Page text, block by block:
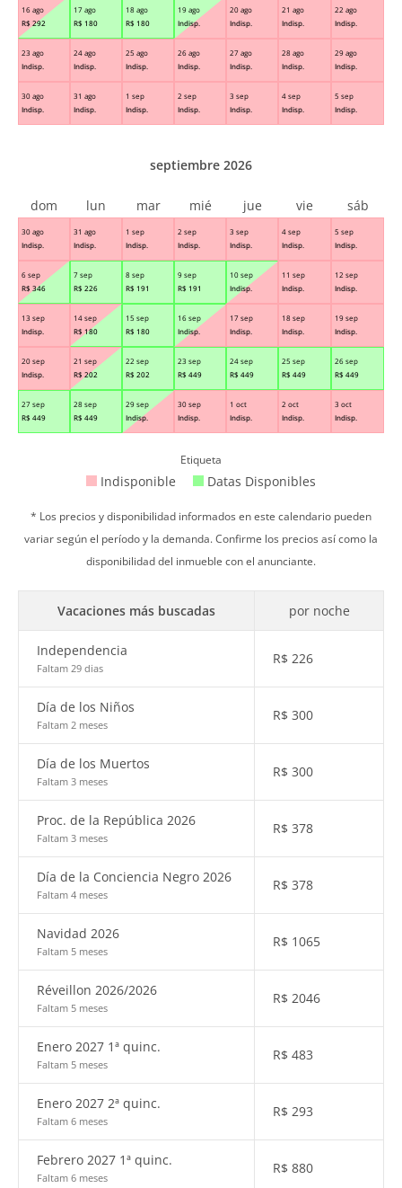
16 ago
R$ 292
17 ago
R$ 180
18 ago
R$ 180
19 ago
Indisp.
20 ago
Indisp.
21 ago
Indisp.
22 ago
Indisp.
23 ago
Indisp.
24 ago
Indisp.
25 ago
Indisp.
26 ago
Indisp.
27 ago
Indisp.
28 ago
Indisp.
29 ago
Indisp.
30 ago
Indisp.
31 ago
Indisp.
1 sep
Indisp.
2 sep
Indisp.
3 sep
Indisp.
4 sep
Indisp.
5 sep
Indisp.
30 ago
Indisp.
31 ago
Indisp.
1 sep
Indisp.
2 sep
Indisp.
3 sep
Indisp.
4 sep
Indisp.
5 sep
Indisp.
6 sep
R$ 346
7 sep
R$ 226
8 sep
R$ 191
9 sep
R$ 191
10 sep
Indisp.
11 sep
Indisp.
12 sep
Indisp.
13 sep
Indisp.
14 sep
R$ 180
15 sep
R$ 180
16 sep
Indisp.
17 sep
Indisp.
18 sep
Indisp.
19 sep
Indisp.
20 sep
Indisp.
21 sep
R$ 202
22 sep
R$ 202
23 sep
R$ 449
24 sep
R$ 449
25 sep
R$ 449
26 sep
R$ 449
27 sep
R$ 449
28 sep
R$ 449
29 sep
Indisp.
30 sep
Indisp.
1 oct
Indisp.
2 oct
Indisp.
3 oct
Indisp.
septiembre 2026
dom lun mar mié jue vie sáb
Etiqueta
Indisponible Datas Disponibles
* Los precios y disponibilidad informados en este calendario pueden
variar según el período y la demanda. Confirme los precios así como la
disponibilidad del inmueble con el anunciante.
Vacaciones más buscadas por noche
Independencia
Faltam 29 dias
R$ 226
Día de los Niños
Faltam 2 meses
R$ 300
Día de los Muertos
Faltam 3 meses
R$ 300
Proc. de la República 2026
Faltam 3 meses
R$ 378
Día de la Conciencia Negro 2026
Faltam 4 meses
R$ 378
Navidad 2026
Faltam 5 meses
R$ 1065
Réveillon 2026/2026
Faltam 5 meses
R$ 2046
Enero 2027 1ª quinc.
Faltam 5 meses
R$ 483
Enero 2027 2ª quinc.
Faltam 6 meses
R$ 293
Febrero 2027 1ª quinc.
Faltam 6 meses
R$ 880